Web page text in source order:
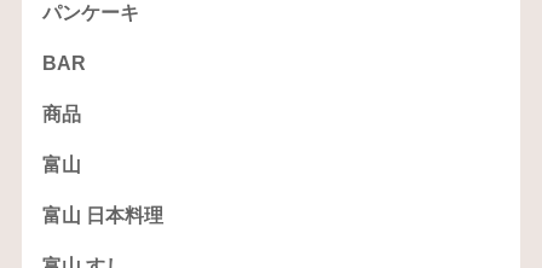
パンケーキ
BAR
商品
富山
富山 日本料理